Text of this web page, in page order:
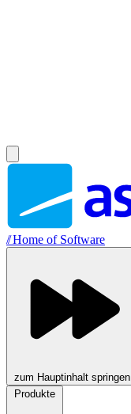
//Home of Software
zum Hauptinhalt springen
Produkte